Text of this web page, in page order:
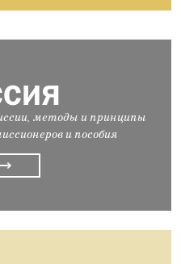
методы и принципы
и пособия